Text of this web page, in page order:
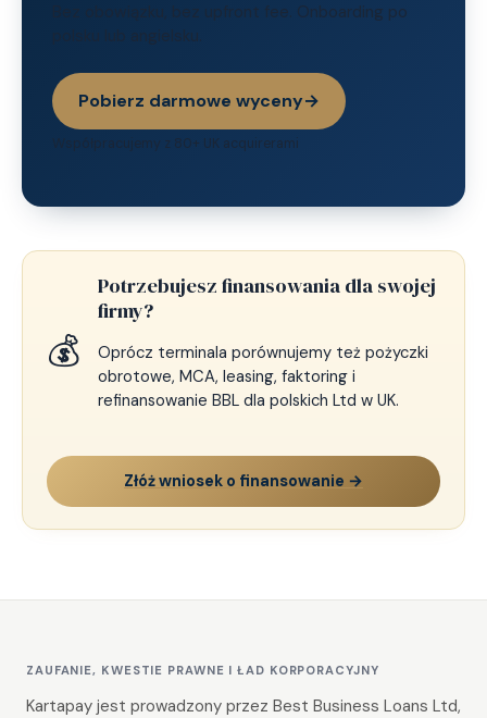
Bez obowiązku, bez upfront fee. Onboarding po
polsku lub angielsku.
Pobierz darmowe wyceny→
Współpracujemy z 80+ UK acquirerami
💰
Potrzebujesz finansowania dla swojej
firmy?
Oprócz terminala porównujemy też pożyczki
obrotowe, MCA, leasing, faktoring i
refinansowanie BBL dla polskich Ltd w UK.
Złóż wniosek o finansowanie →
ZAUFANIE, KWESTIE PRAWNE I ŁAD KORPORACYJNY
Kartapay jest prowadzony przez Best Business Loans Ltd,